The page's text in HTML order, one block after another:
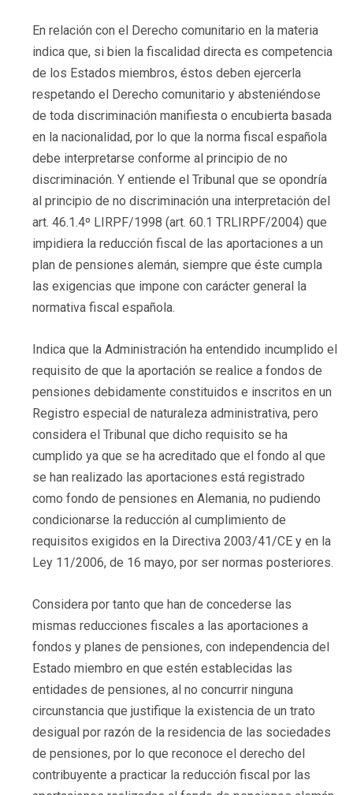
En relación con el Derecho comunitario en la materia
indica que, si bien la fiscalidad directa es competencia
de los Estados miembros, éstos deben ejercerla
respetando el Derecho comunitario y absteniéndose
de toda discriminación manifiesta o encubierta basada
en la nacionalidad, por lo que la norma fiscal española
debe interpretarse conforme al principio de no
discriminación. Y entiende el Tribunal que se opondría
al principio de no discriminación una interpretación del
art. 46.1.4º LIRPF/1998 (art. 60.1 TRLIRPF/2004) que
impidiera la reducción fiscal de las aportaciones a un
plan de pensiones alemán, siempre que éste cumpla
las exigencias que impone con carácter general la
normativa fiscal española.
Indica que la Administración ha entendido incumplido el
requisito de que la aportación se realice a fondos de
pensiones debidamente constituidos e inscritos en un
Registro especial de naturaleza administrativa, pero
considera el Tribunal que dicho requisito se ha
cumplido ya que se ha acreditado que el fondo al que
se han realizado las aportaciones está registrado
como fondo de pensiones en Alemania, no pudiendo
condicionarse la reducción al cumplimiento de
requisitos exigidos en la Directiva 2003/41/CE y en la
Ley 11/2006, de 16 mayo, por ser normas posteriores.
Considera por tanto que han de concederse las
mismas reducciones fiscales a las aportaciones a
fondos y planes de pensiones, con independencia del
Estado miembro en que estén establecidas las
entidades de pensiones, al no concurrir ninguna
circunstancia que justifique la existencia de un trato
desigual por razón de la residencia de las sociedades
de pensiones, por lo que reconoce el derecho del
contribuyente a practicar la reducción fiscal por las